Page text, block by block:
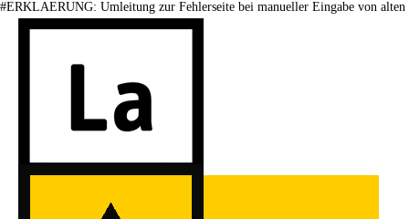
#ERKLAERUNG: Umleitung zur Fehlerseite bei manueller Eingabe von alten